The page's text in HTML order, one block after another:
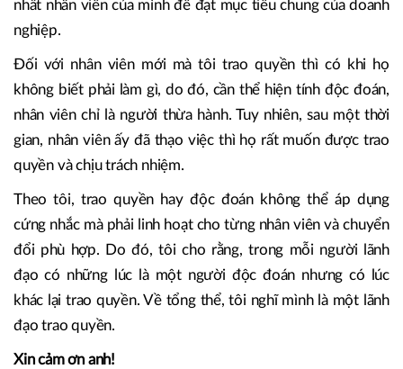
Tôi là một người lãnh đạo theo hướng trao quyền. Tuy
từ trao quyền sang độc đoán. Nghe có vẻ mâu thuẫn
nhưng thực ra rất hợp lý vì lãnh đạo phải biết sử dụng tốt
nhất nhân viên của mình để đạt mục tiêu chung của doanh
nghiệp.
không biết phải làm gì, do đó, cần thể hiện tính độc đoán,
nhân viên chỉ là người thừa hành. Tuy nhiên, sau một thời
gian, nhân viên ấy đã thạo việc thì họ rất muốn được trao
quyền và chịu trách nhiệm.
Theo tôi, trao quyền hay độc đoán không thể áp dụng